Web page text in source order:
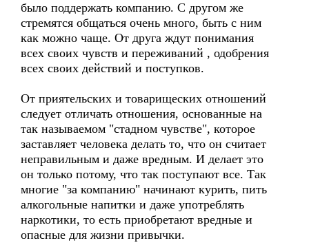
было поддержать компанию. С другом же
стремятся общаться очень много, быть с ним
как можно чаще. От друга ждут понимания
всех своих чувств и переживаний , одобрения
всех своих действий и поступков.
От приятельских и товарищеских отношений
следует отличать отношения, основанные на
так называемом "стадном чувстве", которое
заставляет человека делать то, что он считает
неправильным и даже вредным. И делает это
он только потому, что так поступают все. Так
многие "за компанию" начинают курить, пить
алкогольные напитки и даже употреблять
наркотики, то есть приобретают вредные и
опасные для жизни привычки.